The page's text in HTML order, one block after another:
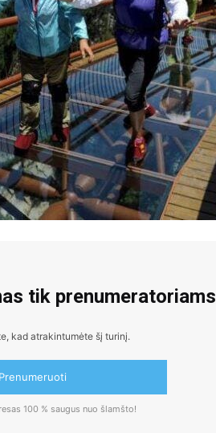
tik prenumeratoriams
kad atrakintumėte šį turinį.
Prenumeruoti
100 % saugus nuo šlamšto!